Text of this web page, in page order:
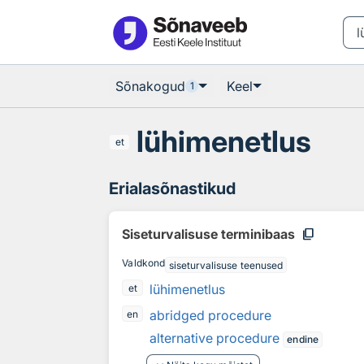
Sõnakogud 1 Keel
et lühimenetlus
Erialasõnastikud
Siseturvalisuse terminibaas content_copy
Valdkond siseturvalisuse teenused
et
lühimenetlus
en
abridged procedure
alternative procedure
endine